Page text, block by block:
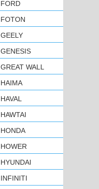
FORD
FOTON
GEELY
GENESIS
GREAT WALL
HAIMA
HAVAL
HAWTAI
HONDA
HOWER
HYUNDAI
INFINITI